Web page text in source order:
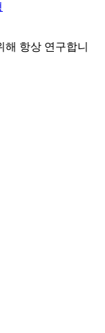
해 항상 연구합니